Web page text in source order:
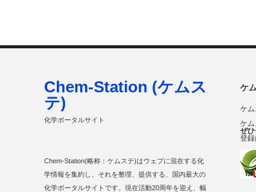
ケ
ケム
ケム
ぜひ
登録
Chem-Station (ケムス
テ)
化学ポータルサイト
Chem-Station(略称：ケムステ)はウェブに混在する化
学情報を集約し、それを整理、提供する、国内最大の
化学ポータルサイトです。現在活動20周年を迎え、幅